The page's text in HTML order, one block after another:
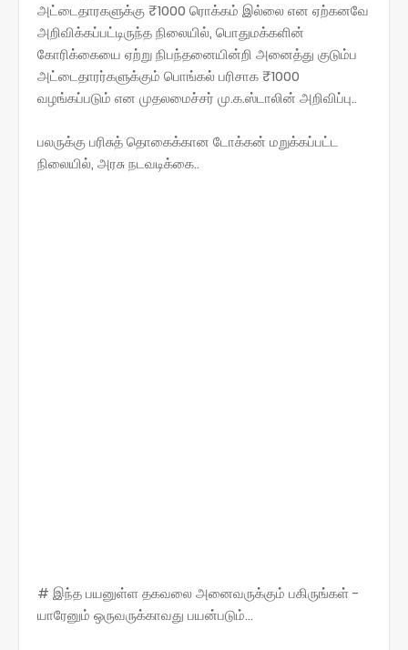
அட்டைதாரகளுக்கு ₹1000 ரொக்கம் இல்லை என ஏற்கனவே
அறிவிக்கப்பட்டிருந்த நிலையில், பொதுமக்களின்
கோரிக்கையை ஏற்று நிபந்தனையின்றி அனைத்து குடும்ப
அட்டைதாரர்களுக்கும் பொங்கல் பரிசாக ₹1000
வழங்கப்படும் என முதலமைச்சர் மு.க.ஸ்டாலின் அறிவிப்பு..
பலருக்கு பரிசுத் தொகைக்கான டோக்கன் மறுக்கப்பட்ட
நிலையில், அரசு நடவடிக்கை..
# இந்த பயனுள்ள தகவலை அனைவருக்கும் பகிருங்கள் -
யாரேனும் ஒருவருக்காவது பயன்படும்...